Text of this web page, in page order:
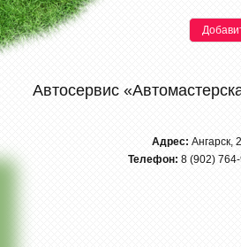
Автосервис
Адрес: Ангарск,
Телефон: 8 (902)